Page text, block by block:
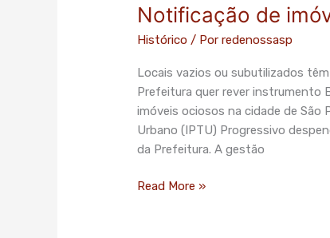
Notificação de
Histórico / Porredenossasp
Locais vazios ou subutilizados
Prefeitura quer rever instrumento
imóveis ociosos na cidade de São
Urbano (IPTU) Progressivo
da Prefeitura. A gestão
Notificação
ociosos
cai
em
São
Paulo
Read More »